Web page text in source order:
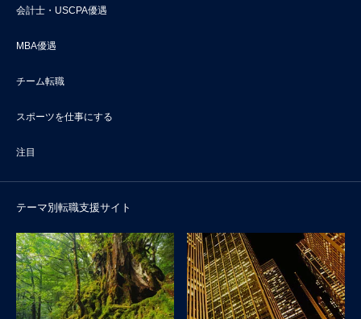
会計士・USCPA優遇
MBA優遇
チーム転職
スポーツを仕事にする
注目
テーマ別転職支援サイト